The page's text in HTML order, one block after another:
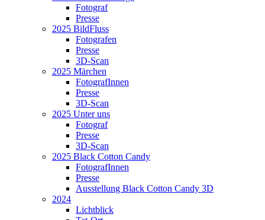
Fotograf
Presse
2025 BildFluss
Fotografen
Presse
3D-Scan
2025 Märchen
FotografInnen
Presse
3D-Scan
2025 Unter uns
Fotograf
Presse
3D-Scan
2025 Black Cotton Candy
FotografInnen
Presse
Ausstellung Black Cotton Candy 3D
2024
Lichtblick